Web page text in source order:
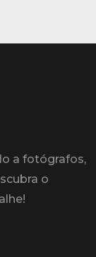
a fotógrafos,
o